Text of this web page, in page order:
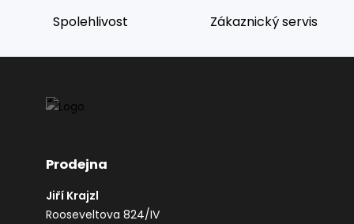
Spolehlivost
Zákaznický servis
Prodejna
Jiří Krajzl
Rooseveltova 824/IV